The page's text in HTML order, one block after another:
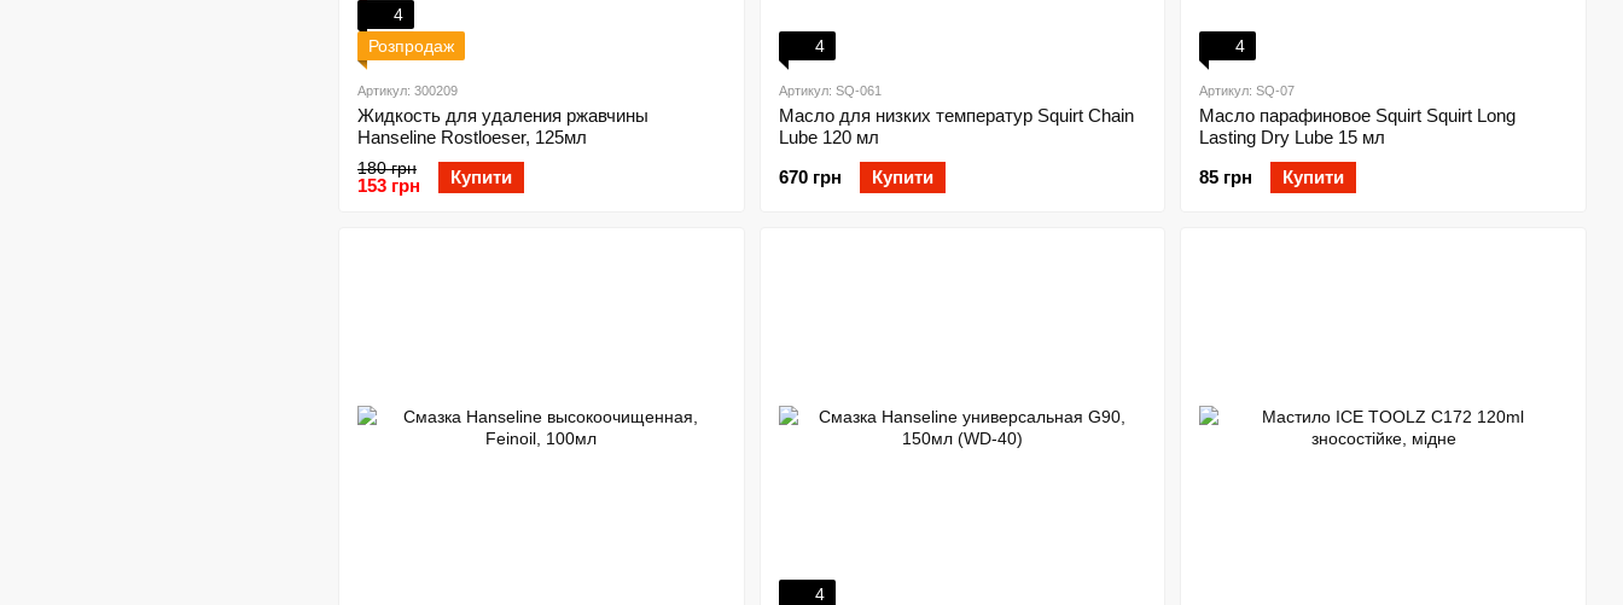
4
Розпродаж
Артикул: 300209
Жидкость для удаления ржавчины
Hanseline Rostloeser, 125мл
180 грн
153 грн Купити
4
Артикул: SQ-061
Масло для низких температур Squirt Chain
Lube 120 мл
670 грн
Купити
4
Артикул: SQ-07
Масло парафиновое Squirt Squirt Long
Lasting Dry Lube 15 мл
85 грн
Купити
4